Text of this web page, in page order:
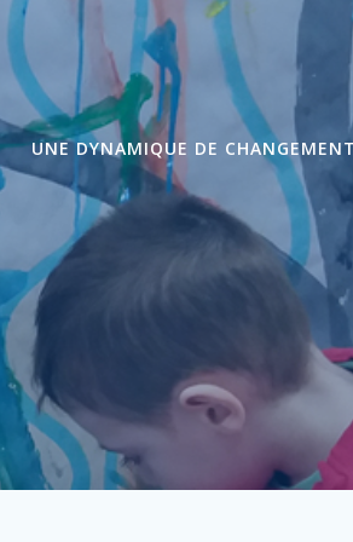
UNE DYNAMIQUE DE CHANGEMENT